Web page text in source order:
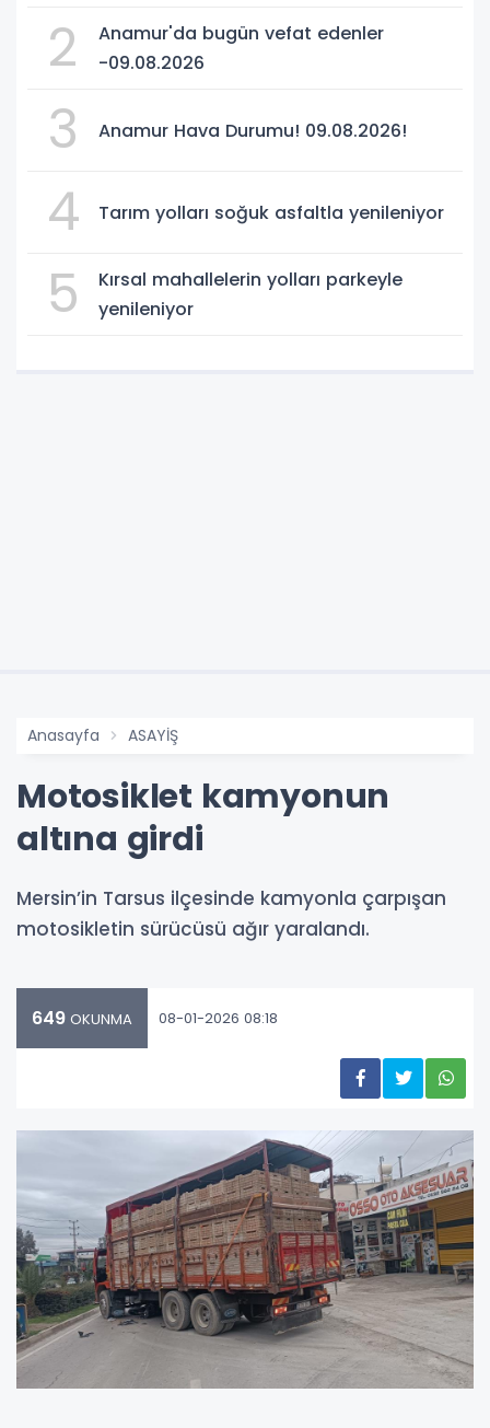
2
Anamur'da bugün vefat edenler
-09.08.2026
3 Anamur Hava Durumu! 09.08.2026!
4 Tarım yolları soğuk asfaltla yenileniyor
5
Kırsal mahallelerin yolları parkeyle
yenileniyor
Anasayfa ASAYİŞ
Motosiklet kamyonun
altına girdi
Mersin’in Tarsus ilçesinde kamyonla çarpışan
motosikletin sürücüsü ağır yaralandı.
649 OKUNMA 08-01-2026 08:18